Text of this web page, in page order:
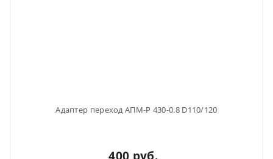
Адаптер переход АПМ-Р 430-0.8 D110/120